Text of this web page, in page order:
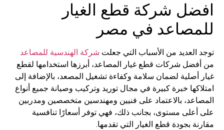
افضل شركة قطع الغيار
للمصاعد في مصر
توجد العديد من الأسباب التي جعلت شركة الهندسية للمصاعد
من أفضل شركات قطع غيار المصاعد، أبرزها استخدامها لقطع
غيار أصلية لضمان سلامة وكفاءة تشغيل المصعد، بالإضافة إلى
امتلاكها خبرة كبيرة في مجال توريد وتركيب وصيانة جميع أنواع
المصاعد، بالاعتماد على فنيين ومهندسين متخصصين ومدربين
على أعلى مستوى، بجانب ذلك، فهي توفر أسعارًا تنافسية
مقارنة بجودة قطع الغيار التي تقدمها.